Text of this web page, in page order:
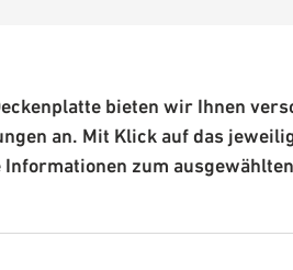
bieten wir Ihnen
an. Mit Klick auf das
zum